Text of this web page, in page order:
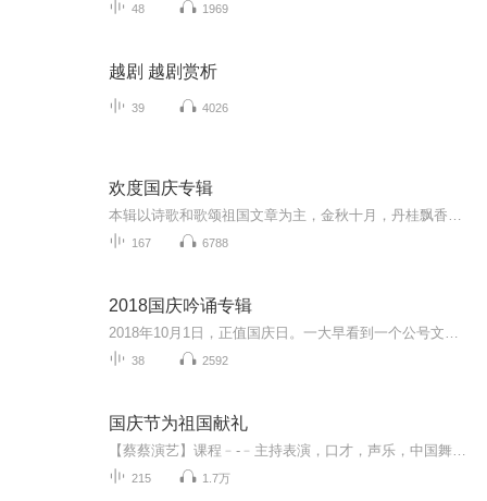
48 1969
越剧 越剧赏析
39 4026
欢度国庆专辑
167 6788
2018国庆吟诵专辑
38 2592
国庆节为祖国献礼
215 1.7万